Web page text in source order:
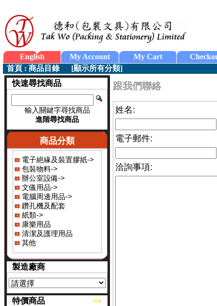
English My Account My Cart
首頁 : 商品目錄[顯示所有分類]
快速尋找商品
輸入關鍵字尋找商品
進階尋找商品
商品分類
電子絕緣及裝置膠紙->
包裝物料->
辦公室設備->
文儀用品->
電腦周邊用品->
鑽孔機及配套
紙類->
康樂用品
清潔及護理用品
其他
製造廠商
特價商品
跟我們聯絡
姓名:
電子郵件:
洽詢事項: